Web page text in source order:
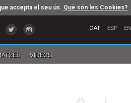
accepta el seu ús. Què són les Cookies?
VIDEOS
CAT ESP EN